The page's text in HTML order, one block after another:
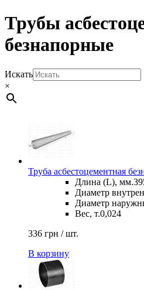
Трубы
безнапорные
Искать
×
Труба асбестоцементная
Длина (L), мм.
Диаметр
Диаметр
Вес, т.0,024
336 грн / шт.
В корзину